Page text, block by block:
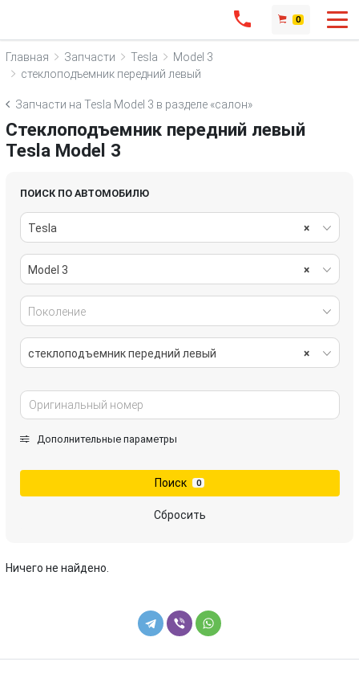
0
Главная Запчасти Tesla
Model 3
стеклоподъемник передний левый
Запчасти на Tesla Model 3 в разделе «салон»
Стеклоподъемник передний левый
Tesla Model 3
ПОИСК ПО АВТОМОБИЛЮ
×
Tesla
×
Model 3
Поколение
×
стеклоподъемник передний левый
Дополнительные параметры
Поиск 0
Сбросить
Ничего не найдено.